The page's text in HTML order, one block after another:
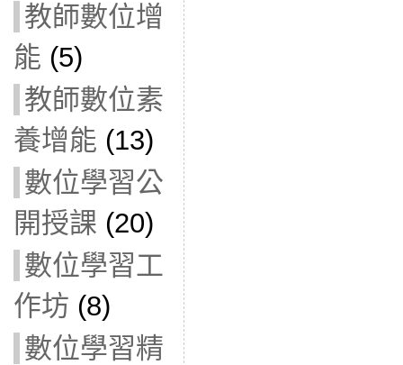
教師數位增
能 (5)
教師數位素
養增能 (13)
數位學習公
開授課 (20)
數位學習工
作坊 (8)
數位學習精